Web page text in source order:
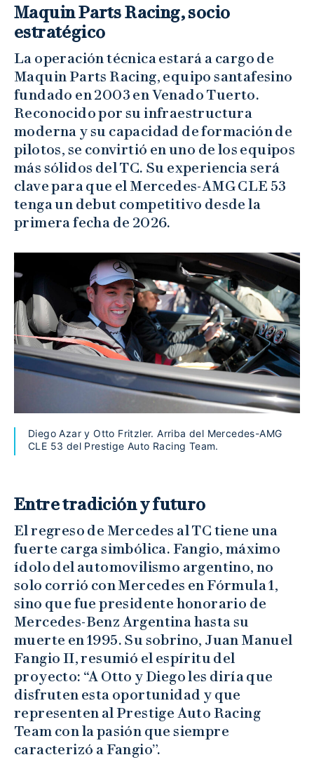
Maquin Parts Racing, socio
estratégico
La operación técnica estará a cargo de
Maquin Parts Racing, equipo santafesino
fundado en 2003 en Venado Tuerto.
Reconocido por su infraestructura
moderna y su capacidad de formación de
pilotos, se convirtió en uno de los equipos
más sólidos del TC. Su experiencia será
clave para que el Mercedes-AMG CLE 53
tenga un debut competitivo desde la
primera fecha de 2026.
Diego Azar y Otto Fritzler. Arriba del Mercedes-AMG
CLE 53 del Prestige Auto Racing Team.
Entre tradición y futuro
El regreso de Mercedes al TC tiene una
fuerte carga simbólica. Fangio, máximo
ídolo del automovilismo argentino, no
solo corrió con Mercedes en Fórmula 1,
sino que fue presidente honorario de
Mercedes-Benz Argentina hasta su
muerte en 1995. Su sobrino, Juan Manuel
Fangio II, resumió el espíritu del
proyecto: “A Otto y Diego les diría que
disfruten esta oportunidad y que
representen al Prestige Auto Racing
Team con la pasión que siempre
caracterizó a Fangio”.